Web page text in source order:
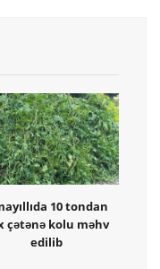
10 tondan
çətənə kolu məhv
edilib